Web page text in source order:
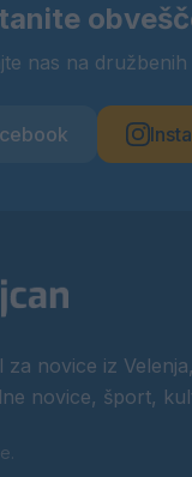
nas na
novice iz
novice, šport,